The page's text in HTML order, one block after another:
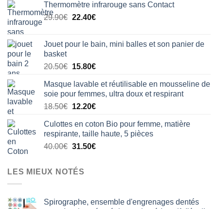
Thermomètre infrarouge sans Contact
29.90€ Le
était :
22.40€Le
est :
Jouet pour le bain, mini balles et son panier de
basket
20.50€ Le
initial
était :
20.50€.
15.80€Le
actuel
est :
15.80€.
Masque lavable et réutilisable en mousseline de
soie pour femmes, ultra doux et respirant
18.50€ Le
initial
était :
18.50€.
12.20€Le
actuel
est :
12.20€.
Culottes en coton Bio pour femme, matière
respirante, taille haute, 5 pièces
40.00€ Le
initial
était :
31.50€Le
LES MIEUX NOTÉS
Spirographe, ensemble d'engrenages dentés